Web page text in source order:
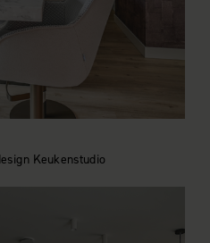
Keukenstudio